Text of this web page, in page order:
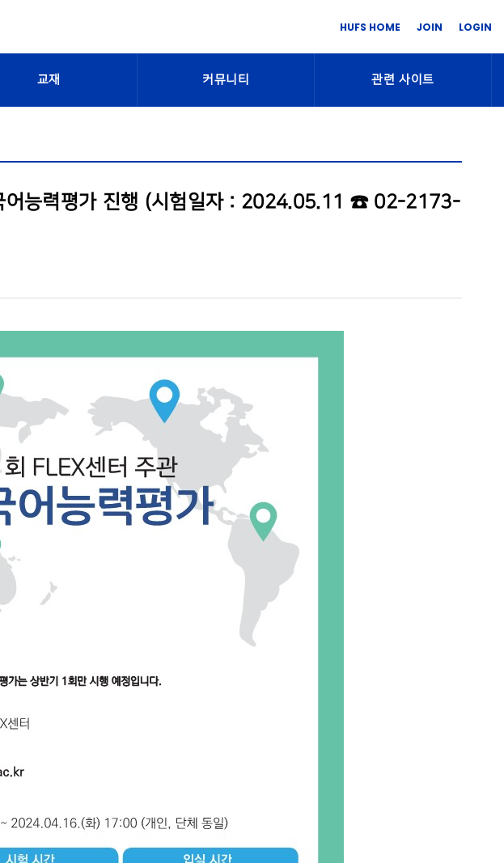
HUFS HOME JOIN LOGIN
교재 커뮤니티 관련 사이트
어능력평가 진행 (시험일자 : 2024.05.11 ☎ 02-2173-